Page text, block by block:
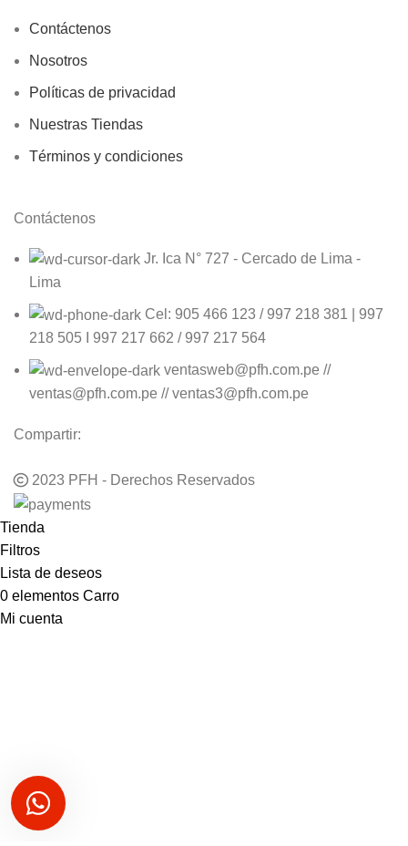
Contáctenos
Nosotros
Políticas de privacidad
Nuestras Tiendas
Términos y condiciones
Contáctenos
Jr. Ica N° 727 - Cercado de Lima -
Lima
Cel: 905 466 123 / 997 218 381 | 997
218 505 I 997 217 662 / 997 217 564
ventasweb@pfh.com.pe //
ventas@pfh.com.pe // ventas3@pfh.com.pe
Compartir:
2023 PFH - Derechos Reservados
Tienda
Filtros
Lista de deseos
0 elementos Carro
Mi cuenta